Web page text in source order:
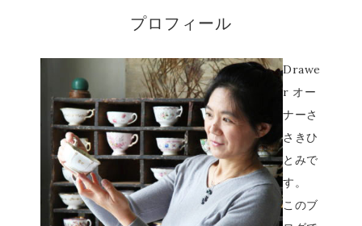
プロフィール
Drawe
r オー
ナーさ
さきひ
とみで
す。
このブ